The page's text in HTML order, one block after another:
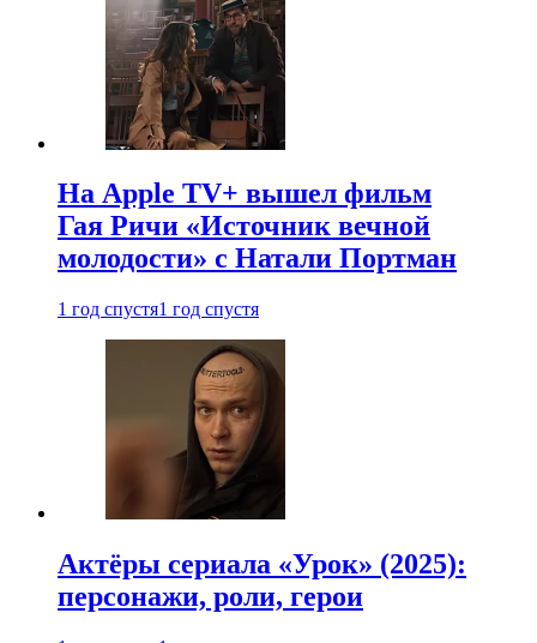
На Apple TV+ вышел фильм
Гая Ричи «Источник вечной
молодости» с Натали Портман
1 год спустя1 год спустя
Актёры сериала «Урок» (2025):
персонажи, роли, герои